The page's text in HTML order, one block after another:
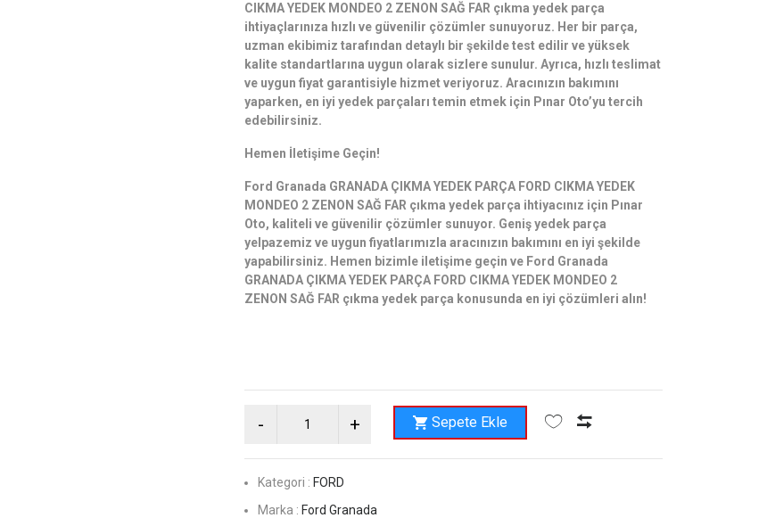
CIKMA YEDEK MONDEO 2 ZENON SAĞ FAR çıkma yedek parça
ihtiyaçlarınıza hızlı ve güvenilir çözümler sunuyoruz. Her bir parça,
uzman ekibimiz tarafından detaylı bir şekilde test edilir ve yüksek
kalite standartlarına uygun olarak sizlere sunulur. Ayrıca, hızlı teslimat
ve uygun fiyat garantisiyle hizmet veriyoruz. Aracınızın bakımını
yaparken, en iyi yedek parçaları temin etmek için Pınar Oto’yu tercih
edebilirsiniz.
Hemen İletişime Geçin!
Ford Granada GRANADA ÇIKMA YEDEK PARÇA FORD CIKMA YEDEK
MONDEO 2 ZENON SAĞ FAR çıkma yedek parça ihtiyacınız için Pınar
Oto, kaliteli ve güvenilir çözümler sunuyor. Geniş yedek parça
yelpazemiz ve uygun fiyatlarımızla aracınızın bakımını en iyi şekilde
yapabilirsiniz. Hemen bizimle iletişime geçin ve Ford Granada
GRANADA ÇIKMA YEDEK PARÇA FORD CIKMA YEDEK MONDEO 2
ZENON SAĞ FAR çıkma yedek parça konusunda en iyi çözümleri alın!
Sepete Ekle
Kategori : FORD
Marka : Ford Granada